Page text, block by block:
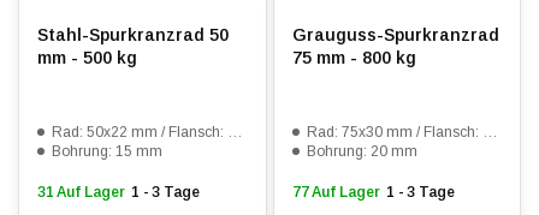
Stahl-Spurkranzrad 50
mm - 500 kg
Rad: 50x22 mm / Flansch: 62x32 mm
Bohrung: 15 mm
31 Auf Lager 1 - 3 Tage
Grauguss-Spurkranzrad
75 mm - 800 kg
Rad: 75x30 mm / Flansch: 100x38 mm
Bohrung: 20 mm
77 Auf Lager 1 - 3 Tage